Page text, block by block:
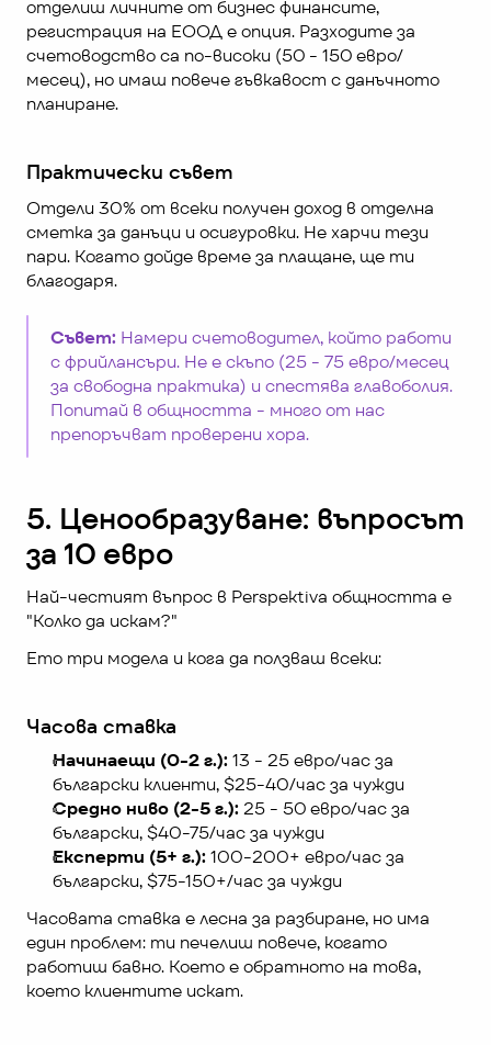
отделиш личните от бизнес финансите,
регистрация на ЕООД е опция. Разходите за
счетоводство са по-високи (50 - 150 евро/
месец), но имаш повече гъвкавост с данъчното
планиране.
Практически съвет
Отдели 30% от всеки получен доход в отделна
сметка за данъци и осигуровки. Не харчи тези
пари. Когато дойде време за плащане, ще ти
благодаря.
Съвет: Намери счетоводител, който работи
с фрийлансъри. Не е скъпо (25 - 75 евро/месец
за свободна практика) и спестява главоболия.
Попитай в общността - много от нас
препоръчват проверени хора.
5. Ценообразуване: въпросът
за 10 евро
Най-честият въпрос в Perspektiva общността е
"Колко да искам?"
Ето три модела и кога да ползваш всеки:
Часова ставка
Начинаещи (0-2 г.): 13 - 25 евро/час за
български клиенти, $25-40/час за чужди
Средно ниво (2-5 г.): 25 - 50 евро/час за
български, $40-75/час за чужди
Експерти (5+ г.): 100-200+ евро/час за
български, $75-150+/час за чужди
Часовата ставка е лесна за разбиране, но има
един проблем: ти печелиш повече, когато
работиш бавно. Което е обратното на това,
което клиентите искат.